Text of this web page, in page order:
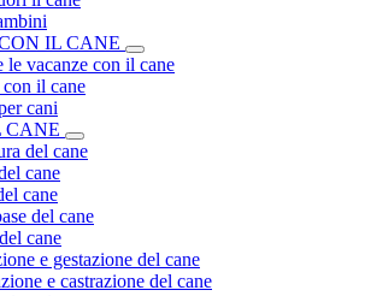
IL CANE
le vacanze con il cane
il cane
cani
CANE
del cane
cane
cane
del cane
cane
e gestazione del cane
e castrazione del cane